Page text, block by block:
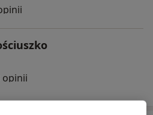
opinii